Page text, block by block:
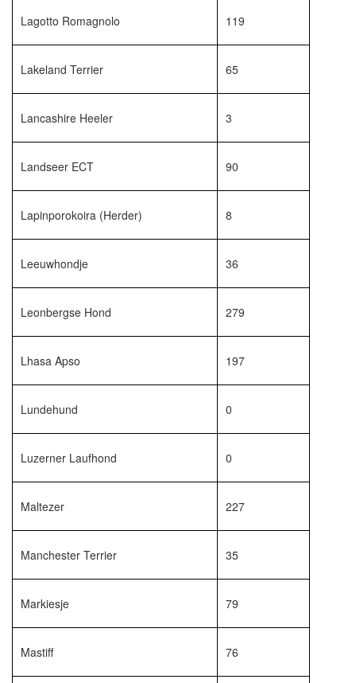
Lagotto Romagnolo 119
Lakeland Terrier 65
Lancashire Heeler 3
Landseer ECT 90
Lapinporokoira (Herder) 8
Leeuwhondje 36
Leonbergse Hond 279
Lhasa Apso 197
Lundehund 0
Luzerner Laufhond 0
Maltezer 227
Manchester Terrier 35
Markiesje 79
Mastiff 76